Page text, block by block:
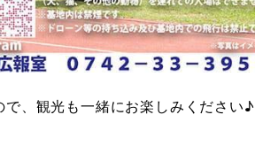
、観光も一緒にお楽しみください♪